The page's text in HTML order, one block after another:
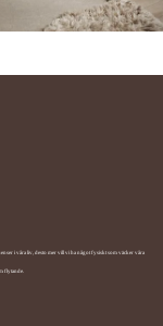
i våra liv, desto mer vill vi ha något fysiskt som väcker våra
flytande.